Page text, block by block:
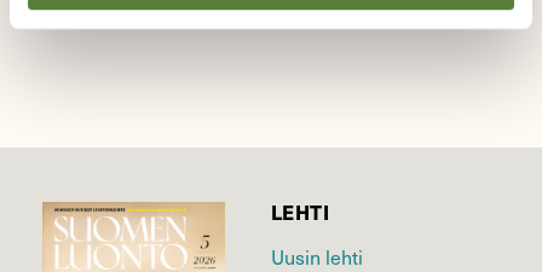
LEHTI
Uusin lehti